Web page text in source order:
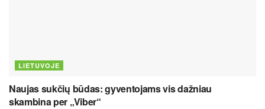
LIETUVOJE
Naujas sukčių būdas: gyventojams vis dažniau
skambina per „Viber“